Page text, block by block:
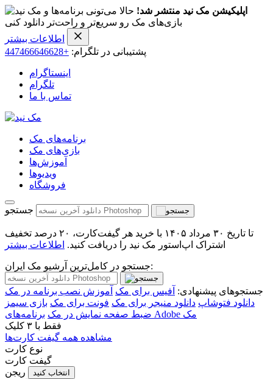
اپلیکیشن مک نید منتشر شد! حالا می‌تونی برنامه‌ها و
بازی‌های مک رو سریع‌تر و راحت‌تر دانلود کنی
اطلاعات بیشتر
پشتیبانی در تلگرام: +447466646628
اینستاگرام
تلگرام
تماس با ما
برنامه‌های مک
بازی‌های مک
آموزش‌ها
ویدیو‌ها
فروشگاه
جستجو
تا تاریخ ۳۰ مرداد ۱۴۰۵ با خرید هر گیفت‌کارت، ۲۰ درصد تخفیف
اشتراک اپ‌استور مک نید را دریافت کنید. اطلاعات بیشتر
جستجو در کامل‌ترین آرشیو مک ایران:
جستجوهای پیشنهادی: آفیس برای مک آموزش نصب برنامه در مک
دانلود فتوشاپ دانلود منیجر برای مک فونت برای مک بازی سیمز
ضبط صفحه نمایش در مک
برنامه‌های Adobe مک
فقط با ۳ کلیک
مشاهده همه گیفت کارت‌ها
نوع کارت
گیفت کارت
ریجن
انتخاب کنید